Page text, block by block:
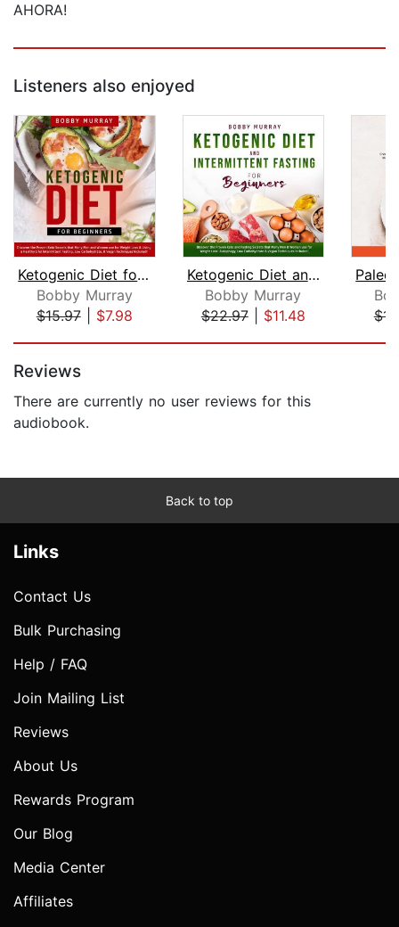
AHORA!
Listeners also enjoyed
Ketogenic Diet for Beginners: Discove...
Bobby Murray
$15.97| $7.98
Ketogenic Diet and Intermittent Fasti...
Bobby Murray
$22.97| $11.48
Reviews
There are currently no user reviews for this
audiobook.
Back to top
Links
Contact Us
Bulk Purchasing
Help / FAQ
Join Mailing List
Reviews
About Us
Rewards Program
Our Blog
Media Center
Affiliates